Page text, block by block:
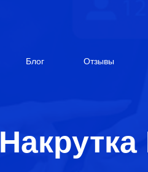
Блог Отзывы